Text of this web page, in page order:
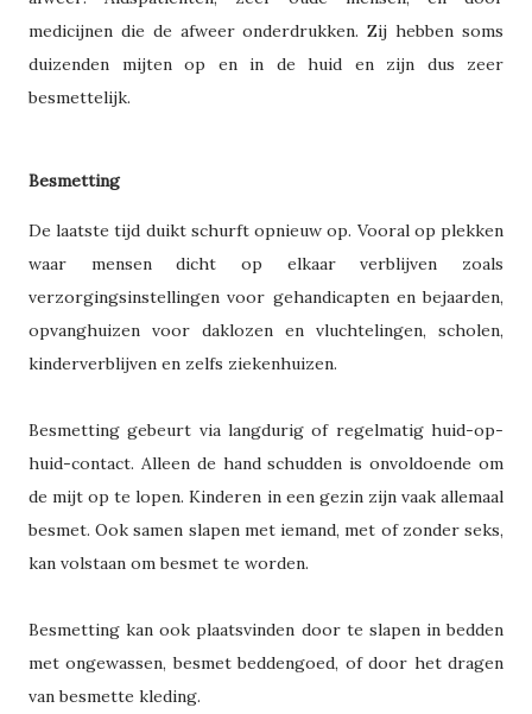
medicijnen die de afweer onderdrukken. Zij hebben soms
duizenden mijten op en in de huid en zijn dus zeer
besmettelijk.
Besmetting
De laatste tijd duikt schurft opnieuw op. Vooral op plekken
waar mensen dicht op elkaar verblijven zoals
verzorgingsinstellingen voor gehandicapten en bejaarden,
opvanghuizen voor daklozen en vluchtelingen, scholen,
kinderverblijven en zelfs ziekenhuizen.
Besmetting gebeurt via langdurig of regelmatig huid-op-
huid-contact. Alleen de hand schudden is onvoldoende om
de mijt op te lopen. Kinderen in een gezin zijn vaak allemaal
besmet. Ook samen slapen met iemand, met of zonder seks,
kan volstaan om besmet te worden.
Besmetting kan ook plaatsvinden door te slapen in bedden
met ongewassen, besmet beddengoed, of door het dragen
van besmette kleding.